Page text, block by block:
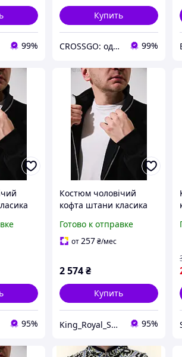
99%
Купить
CROSSGO: одежда и обувь для динамичной жизни 99%
95%
Костюм чоловічий
кофта штани класика
Готово к отправке
от257₴/мес
2 574₴
Купить
King_Royal_Shop 95%